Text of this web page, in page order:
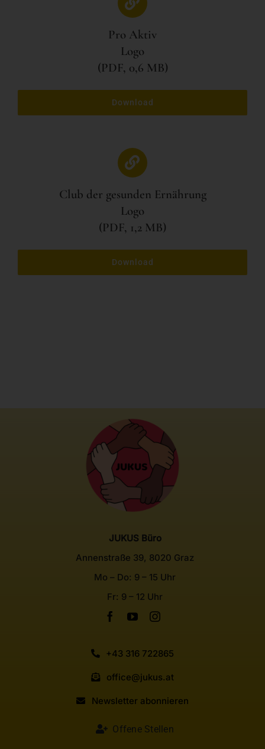
Pro Aktiv
Logo
(PDF, 0,6 MB)
Download
Club der gesunden Ernährung
Logo
(PDF, 1,2 MB)
Download
JUKUS Büro
Annenstraße 39, 8020 Graz
Mo – Do: 9 – 15 Uhr
Fr: 9 – 12 Uhr
+43 316 722865
office@jukus.at
Newsletter abonnieren
Offene Stellen